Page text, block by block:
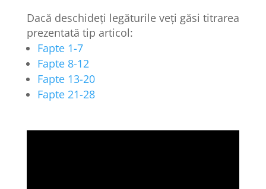
Dacă deschideți legăturile veți găsi titrarea
prezentată tip articol:
Fapte 1-7
Fapte 8-12
Fapte 13-20
Fapte 21-28